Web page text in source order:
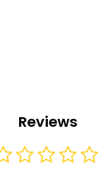
Reviews